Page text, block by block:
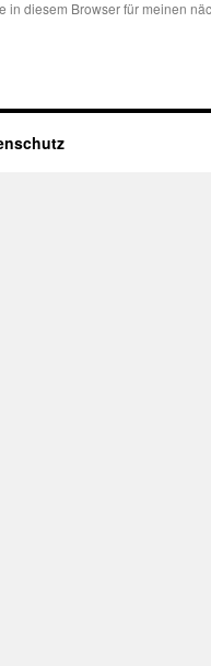
in diesem Browser für meinen